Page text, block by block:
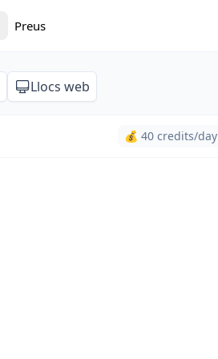
Preus
Llocs web
💰 40 credits/day